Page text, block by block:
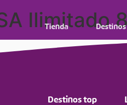
Tienda Destinos
Ilimitado
Destinos top